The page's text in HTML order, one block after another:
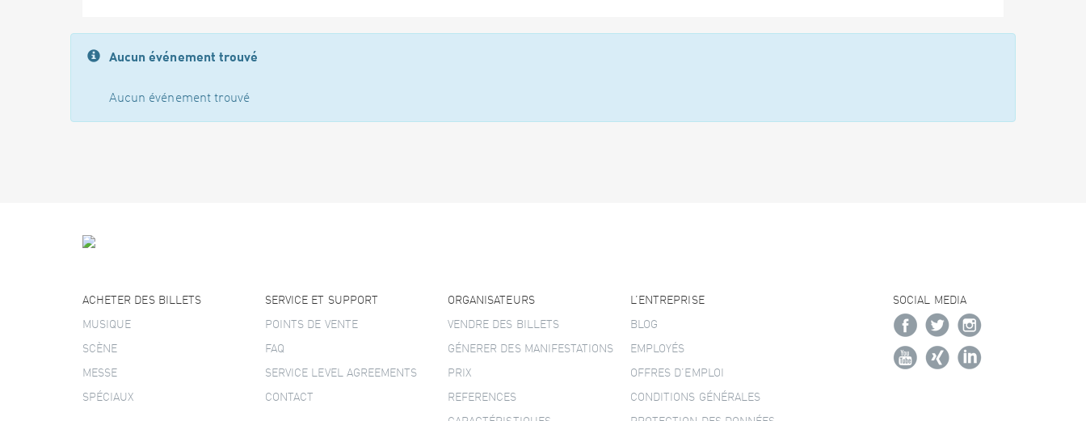
Aucun événement trouvé
Aucun événement trouvé
ACHETER DES BILLETS
MUSIQUE
SCÈNE
MESSE
SPÉCIAUX
SERVICE ET SUPPORT
POINTS DE VENTE
FAQ
SERVICE LEVEL AGREEMENTS
CONTACT
ORGANISATEURS
VENDRE DES BILLETS
GÉNERER DES MANIFESTATIONS
PRIX
REFERENCES
L’ENTREPRISE
BLOG
EMPLOYÉS
OFFRES D’EMPLOI
CONDITIONS GÉNÉRALES
SOCIAL MEDIA